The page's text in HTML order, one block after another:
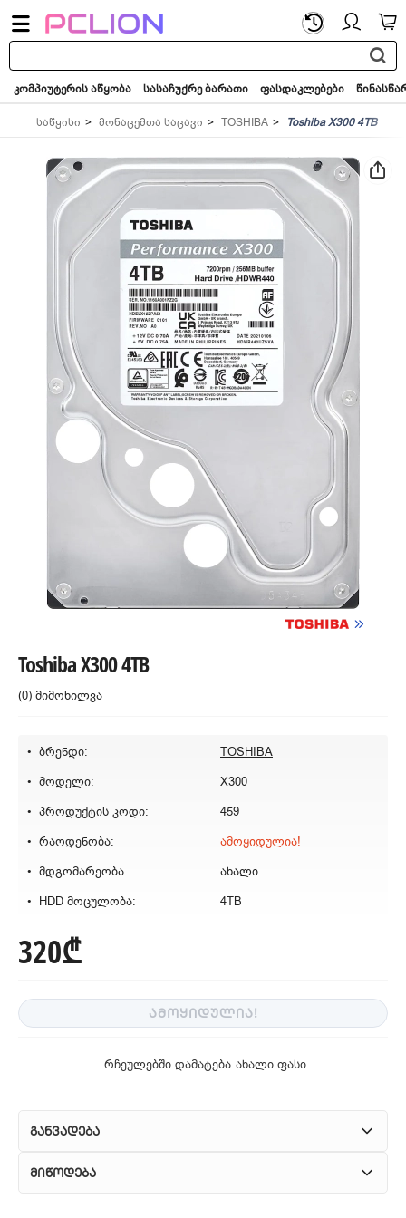
საძიებო
სიტყვა...
კომპიუტერის აწყობა სასაჩუქრე ბარათი ფასდაკლებები
საწყისი მონაცემთა საცავი TOSHIBA Toshiba X300 4TB
Toshiba X300 4TB
(0) მიმოხილვა
ბრენდი:
TOSHIBA
მოდელი:
X300
პროდუქტის კოდი:
459
რაოდენობა:
ამოყიდულია!
მდგომარეობა
ახალი
HDD მოცულობა:
4TB
320₾
ᲐᲛᲝᲧᲘᲓᲣᲚᲘᲐ!
რჩეულებში დამატება ახალი ფასი
განვადება
მიწოდება